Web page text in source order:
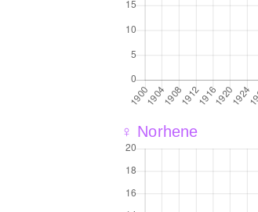
♀ Norhene